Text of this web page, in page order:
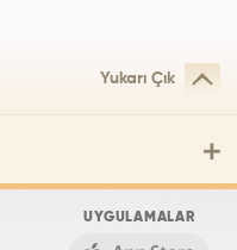
Yukarı Çık
UYGULAMALAR